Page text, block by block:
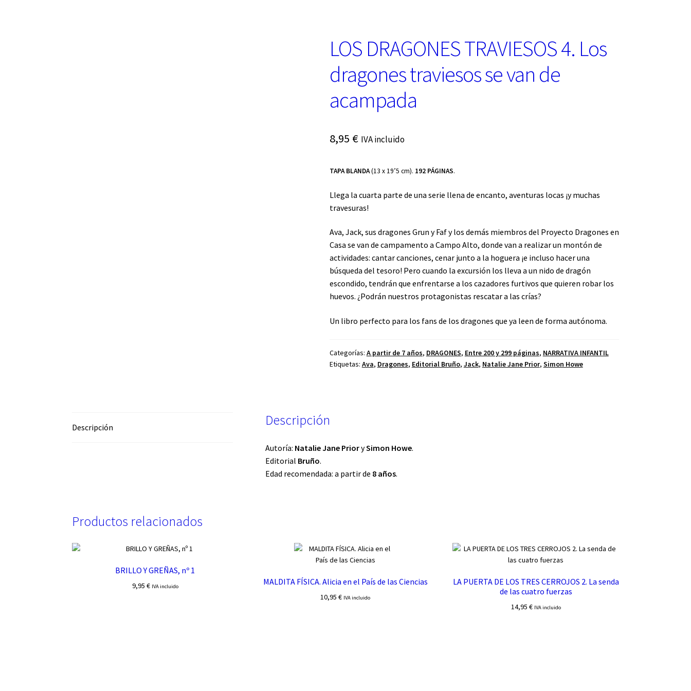
LOS DRAGONES TRAVIESOS 4. Los
dragones traviesos se van de
acampada
8,95 € IVA incluido
TAPA BLANDA(13 x 19’5 cm). 192 PÁGINAS.
Llega la cuarta parte de una serie llena de encanto, aventuras locas ¡y muchas
travesuras!
Ava, Jack, sus dragones Grun y Faf y los demás miembros del Proyecto Dragones en
Casa se van de campamento a Campo Alto, donde van a realizar un montón de
actividades: cantar canciones, cenar junto a la hoguera ¡e incluso hacer una
búsqueda del tesoro! Pero cuando la excursión los lleva a un nido de dragón
escondido, tendrán que enfrentarse a los cazadores furtivos que quieren robar los
huevos. ¿Podrán nuestros protagonistas rescatar a las crías?
Un libro perfecto para los fans de los dragones que ya leen de forma autónoma.
Categorías: A partir de 7 años, DRAGONES, Entre 200 y 299 páginas, NARRATIVA INFANTIL
Etiquetas: Ava, Dragones, Editorial Bruño, Jack, Natalie Jane Prior, Simon Howe
Descripción Descripción
Autoría: Natalie Jane PriorySimon Howe.
Editorial Bruño.
Edad recomendada: a partir de 8 años.
Productos relacionados
BRILLO Y GREÑAS, nº 1
9,95 € IVA incluido MALDITA FÍSICA. Alicia en el País de las Ciencias
10,95€ IVA incluido
LA PUERTA DE LOS TRES CERROJOS 2. La senda
de las cuatro fuerzas
14,95 € IVA incluido